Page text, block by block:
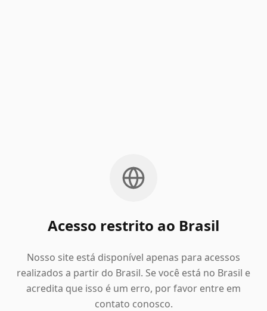
Acesso restrito ao Brasil
Nosso site está disponível apenas para acessos
realizados a partir do Brasil. Se você está no Brasil e
acredita que isso é um erro, por favor entre em
contato conosco.